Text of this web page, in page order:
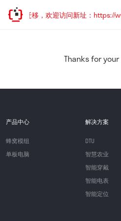
地址已迁移，欢迎访问新址：https://
Thanks for
产品中心
蜂窝模组
单板电脑
解决方案
DTU
智慧农业
智能穿戴
智能电表
智能定位